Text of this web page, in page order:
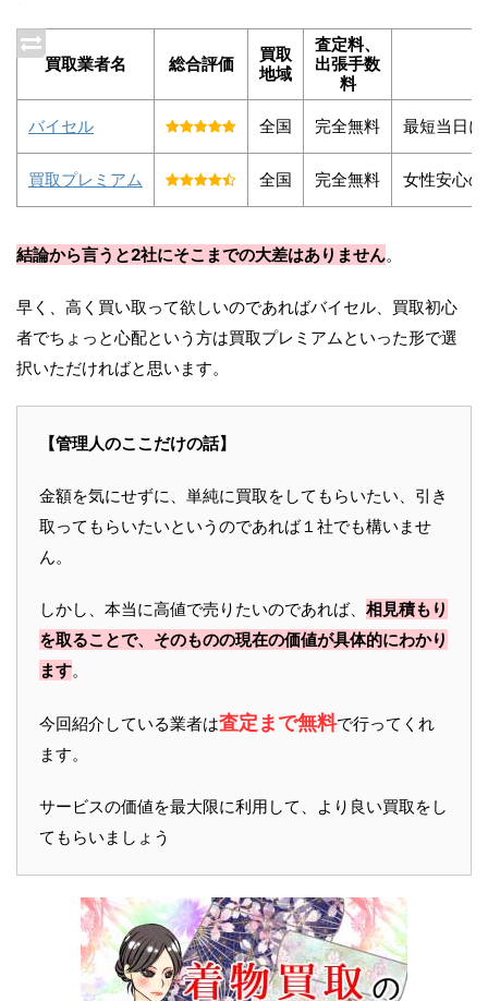
買取業者名 総合評価
買取
地域
査定料、
出張手数
料
バイセル 全国 完全無料 最短当日
買取プレミアム 全国 完全無料 女性安心
結論から言うと2社にそこまでの大差はありません。
早く、高く買い取って欲しいのであればバイセル、買取初心
者でちょっと心配という方は買取プレミアムといった形で選
択いただければと思います。
【管理人のここだけの話】
金額を気にせずに、単純に買取をしてもらいたい、引き
取ってもらいたいというのであれば１社でも構いませ
ん。
しかし、本当に高値で売りたいのであれば、 相見積もり
を取ることで、そのものの現在の価値が具体的にわかり
ます。
今回紹介している業者は査定まで無料で行ってくれ
ます。
サービスの価値を最大限に利用して、より良い買取をし
てもらいましょう